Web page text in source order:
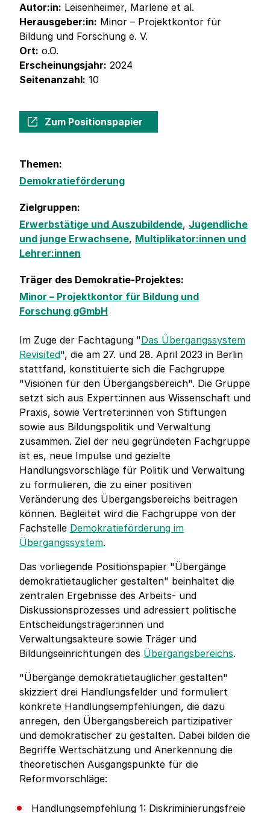
Autor:in: Leisenheimer, Marlene et al.
Herausgeber:in: Minor – Projektkontor für
Bildung und Forschung e. V.
Ort: o.O.
Erscheinungsjahr: 2024
Seitenanzahl: 10
Zum Positionspapier
Themen:
Demokratieförderung
Zielgruppen:
Erwerbstätige und Auszubildende, Jugendliche
und junge Erwachsene, Multiplikator:innen und
Lehrer:innen
Träger des Demokratie-Projektes:
Minor – Projektkontor für Bildung und
Forschung gGmbH
Im Zuge der Fachtagung "Das Übergangssystem
Revisited", die am 27. und 28. April 2023 in Berlin
stattfand, konstituierte sich die Fachgruppe
"Visionen für den Übergangsbereich". Die Gruppe
setzt sich aus Expert:innen aus Wissenschaft und
Praxis, sowie Vertreter:innen von Stiftungen
sowie aus Bildungspolitik und Verwaltung
zusammen. Ziel der neu gegründeten Fachgruppe
ist es, neue Impulse und gezielte
Handlungsvorschläge für Politik und Verwaltung
zu formulieren, die zu einer positiven
Veränderung des Übergangsbereichs beitragen
können. Begleitet wird die Fachgruppe von der
Fachstelle Demokratieförderung im
Übergangssystem.
Das vorliegende Positionspapier "Übergänge
demokratietauglicher gestalten" beinhaltet die
zentralen Ergebnisse des Arbeits- und
Diskussionsprozesses und adressiert politische
Entscheidungsträger:innen und
Verwaltungsakteure sowie Träger und
Bildungseinrichtungen des Übergangsbereichs.
"Übergänge demokratietauglicher gestalten"
skizziert drei Handlungsfelder und formuliert
konkrete Handlungsempfehlungen, die dazu
anregen, den Übergangsbereich partizipativer
und demokratischer zu gestalten. Dabei bilden die
Begriffe Wertschätzung und Anerkennung die
theoretischen Ausgangspunkte für die
Reformvorschläge:
Handlungsempfehlung 1: Diskriminierungsfreie